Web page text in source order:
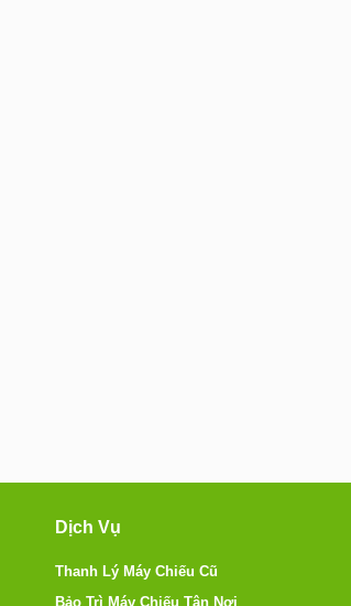
Dịch Vụ
Thanh Lý Máy Chiếu Cũ
Bảo Trì Máy Chiếu Tận Nơi